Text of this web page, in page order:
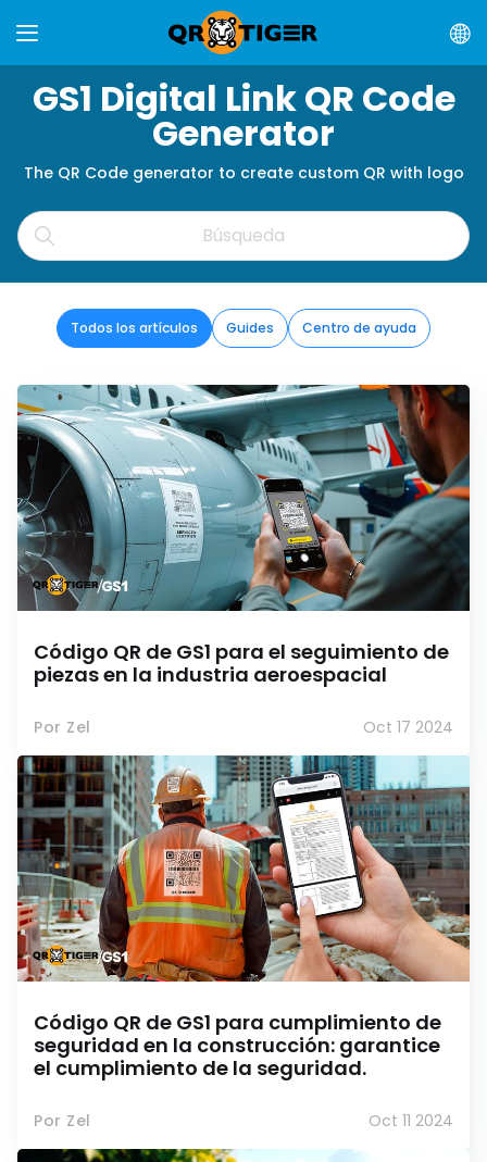
GS1 Digital Link QR Code
Generator
The QR Code generator to create custom QR with logo
Todos los artículos Guides Centro de ayuda
Código QR de GS1 para el seguimiento de
piezas en la industria aeroespacial
Por Zel Oct 17 2024
Código QR de GS1 para cumplimiento de
seguridad en la construcción: garantice
el cumplimiento de la seguridad.
Por Zel Oct 11 2024